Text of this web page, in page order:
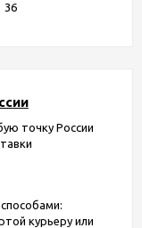
36
точку России
курьеру или